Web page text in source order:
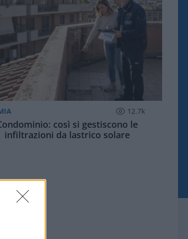
12.7k
così si gestiscono le
infiltrazioni da lastrico solare